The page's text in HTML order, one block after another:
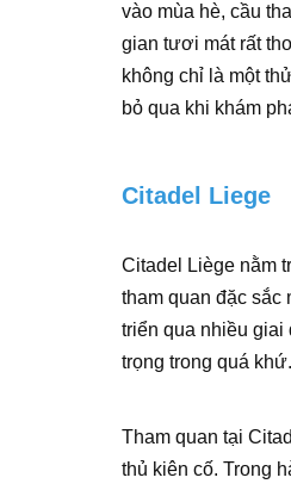
vào mùa hè, cầu
gian tươi mát rất
không chỉ là một
bỏ qua khi khám
Citadel Liege
Citadel Liège nằm
tham quan đặc sắc
triển qua nhiều
trọng trong quá khứ.
Tham quan tại
thủ kiên cố. Trong